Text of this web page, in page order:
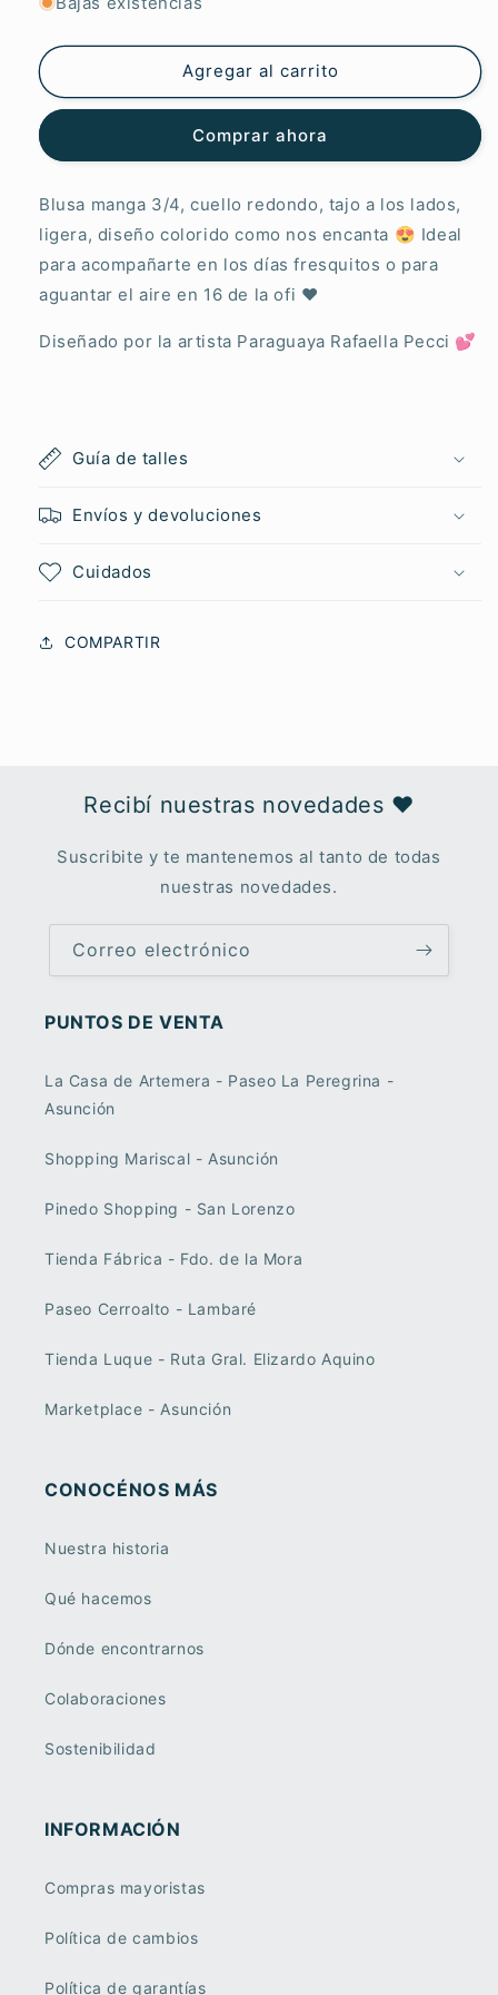
3/4
Silvestre
3/4
Armonía
Silvestre
Agregar al carrito
Comprar ahora
Blusa manga 3/4, cuello redondo, tajo a los lados,
ligera, diseño colorido como nos encanta 😍 Ideal
para acompañarte en los días fresquitos o para
aguantar el aire en 16 de la ofi ♥︎
Diseñado por la artista Paraguaya Rafaella Pecci 💕
Guía de talles
Envíos y devoluciones
Cuidados
COMPARTIR
Recibí nuestras novedades ♥︎
Suscribite y te mantenemos al tanto de todas
nuestras novedades.
Correo electrónico
PUNTOS DE VENTA
La Casa de Artemera - Paseo La Peregrina -
Asunción
Shopping Mariscal - Asunción
Pinedo Shopping - San Lorenzo
Tienda Fábrica - Fdo. de la Mora
Paseo Cerroalto - Lambaré
Tienda Luque - Ruta Gral. Elizardo Aquino
Marketplace - Asunción
CONOCÉNOS MÁS
Nuestra historia
Qué hacemos
Dónde encontrarnos
Colaboraciones
Sostenibilidad
INFORMACIÓN
Compras mayoristas
Política de cambios
Política de garantías